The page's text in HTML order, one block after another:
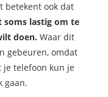
betekent ook dat
soms lastig om te
doen. Waar dit
gebeuren, omdat
je telefoon kun je
gaan.